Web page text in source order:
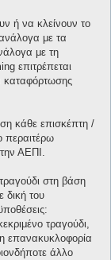
ή να κλείνουν το
με τα
με τη
επιτρέπεται
καταφόρτωσης
κάθε επισκέπτη /
περαιτέρω
ΑΕΠΙ.
στη βάση
δική του
τραγούδι,
επανακυκλοφορία
άλλο